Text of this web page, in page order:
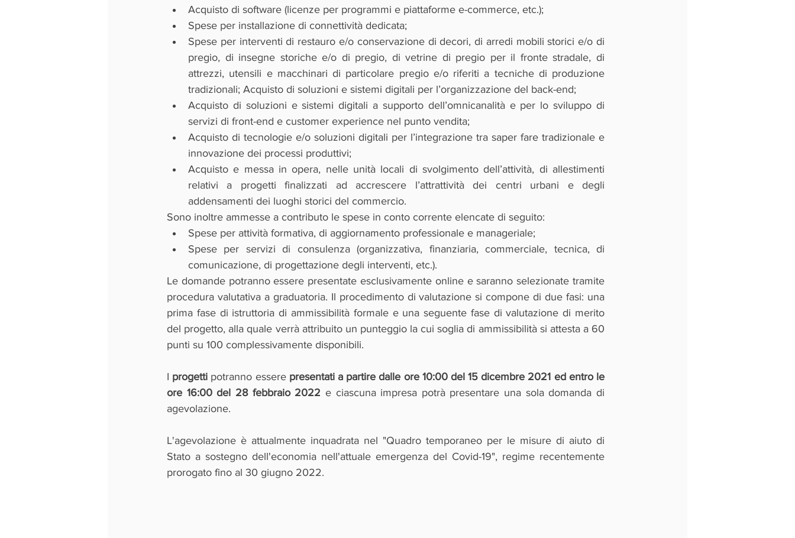
Acquisto di software (licenze per programmi e piattaforme e-commerce, etc.);
Spese per installazione di connettività dedicata;
Spese per interventi di restauro e/o conservazione di decori, di arredi mobili storici e/o di
pregio, di insegne storiche e/o di pregio, di vetrine di pregio per il fronte stradale, di
attrezzi, utensili e macchinari di particolare pregio e/o riferiti a tecniche di produzione
tradizionali; Acquisto di soluzioni e sistemi digitali per l’organizzazione del back-end;
Acquisto di soluzioni e sistemi digitali a supporto dell’omnicanalità e per lo sviluppo di
servizi di front-end e customer experience nel punto vendita;
Acquisto di tecnologie e/o soluzioni digitali per l’integrazione tra saper fare tradizionale e
innovazione dei processi produttivi;
Acquisto e messa in opera, nelle unità locali di svolgimento dell’attività, di allestimenti
relativi a progetti finalizzati ad accrescere l’attrattività dei centri urbani e degli
addensamenti dei luoghi storici del commercio.
Sono inoltre ammesse a contributo le spese in conto corrente elencate di seguito:
Spese per attività formativa, di aggiornamento professionale e manageriale;
Spese per servizi di consulenza (organizzativa, finanziaria, commerciale, tecnica, di
comunicazione, di progettazione degli interventi, etc.).
Le domande potranno essere presentate esclusivamente online e saranno selezionate tramite
procedura valutativa a graduatoria. Il procedimento di valutazione si compone di due fasi: una
prima fase di istruttoria di ammissibilità formale e una seguente fase di valutazione di merito
del progetto, alla quale verrà attribuito un punteggio la cui soglia di ammissibilità si attesta a 60
punti su 100 complessivamente disponibili.
I progetti potranno essere presentati a partire dalle ore 10:00 del 15 dicembre 2021 ed entro le
ore 16:00 del 28 febbraio 2022 e ciascuna impresa potrà presentare una sola domanda di
agevolazione.
L'agevolazione è attualmente inquadrata nel "Quadro temporaneo per le misure di aiuto di
Stato a sostegno dell'economia nell'attuale emergenza del Covid-19", regime recentemente
prorogato fino al 30 giugno 2022.